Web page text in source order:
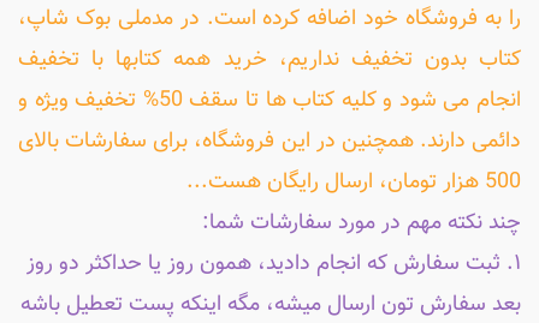
را به فروشگاه خود اضافه کرده است. در مدملی بوک شاپ،
کتاب بدون تخفیف نداریم، خرید همه کتابها با تخفیف
انجام می شود و کلیه کتاب ها تا سقف 50% تخفیف ویژه و
دائمی دارند. همچنین در این فروشگاه، برای سفارشات بالای
500 هزار تومان، ارسال رایگان هست...
چند نکته مهم در مورد سفارشات شما:
۱. ثبت سفارش که انجام دادید، همون روز یا حداکثر دو روز
بعد سفارش تون ارسال میشه، مگه اینکه پست تعطیل باشه